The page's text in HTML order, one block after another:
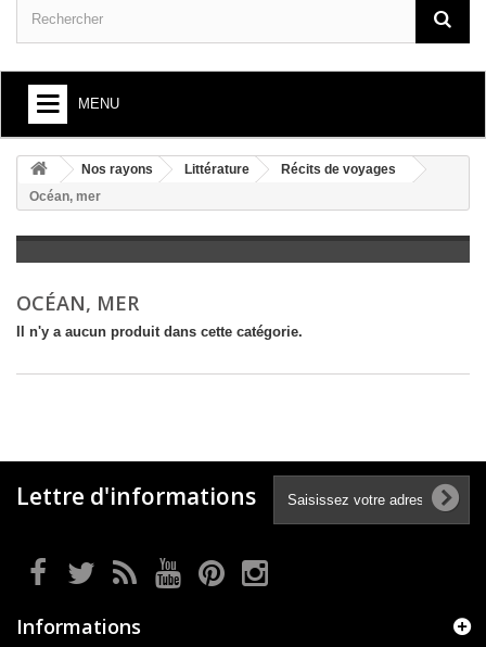
MENU
+
ARTS ET SOCIÉTÉ
+
LITTÉRATURE
LOISIRS, VIE PRATIQUE
+
SCOLAIRE ET DICTIONNAIRE
Nos rayons Littérature
Récits de voyages
Océan, mer
OCÉAN, MER
Il n'y a aucun produit dans cette catégorie.
Lettre d'informations
Informations